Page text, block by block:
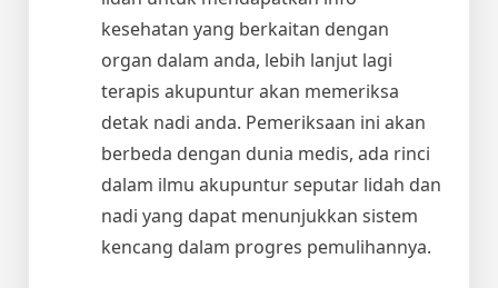
kesehatan yang berkaitan dengan
organ dalam anda, lebih lanjut lagi
terapis akupuntur akan memeriksa
detak nadi anda. Pemeriksaan ini akan
berbeda dengan dunia medis, ada rinci
dalam ilmu akupuntur seputar lidah dan
nadi yang dapat menunjukkan sistem
kencang dalam progres pemulihannya.